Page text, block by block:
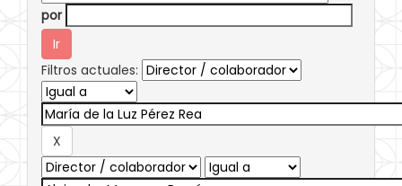
por
Filtros actuales: